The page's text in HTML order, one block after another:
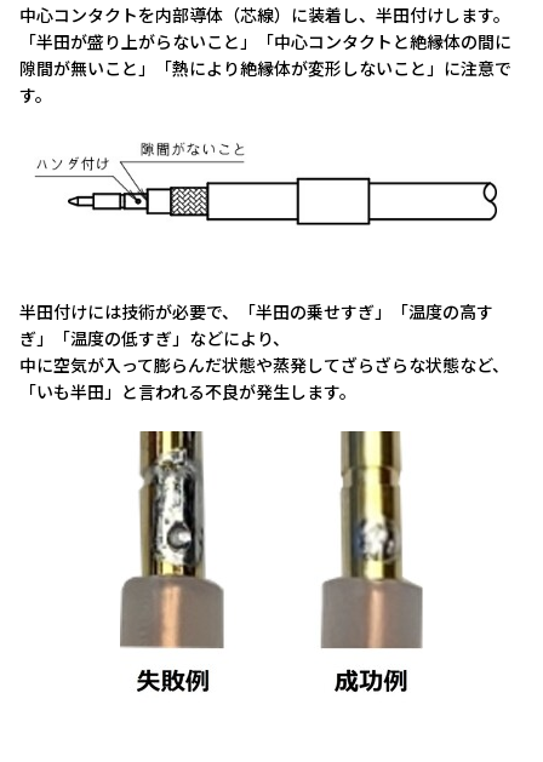
中心コンタクトを内部導体（芯線）に装着し、半田付けします。
「半田が盛り上がらないこと」「中心コンタクトと絶縁体の間に
隙間が無いこと」「熱により絶縁体が変形しないこと」に注意で
す。
半田付けには技術が必要で、「半田の乗せすぎ」「温度の高す
ぎ」「温度の低すぎ」などにより、
中に空気が入って膨らんだ状態や蒸発してざらざらな状態など、
「いも半田」と言われる不良が発生します。